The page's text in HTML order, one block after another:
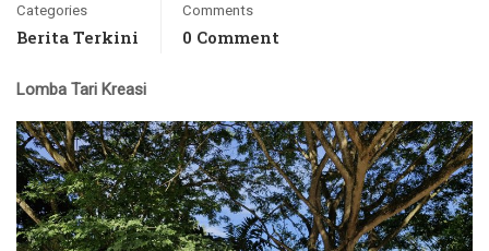
Categories
Berita Terkini
Comments
0 Comment
Lomba Tari Kreasi